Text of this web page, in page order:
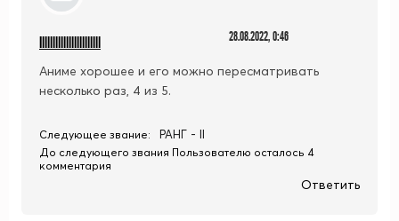
Illllllllllllllllllllll 28.08.2022, 0:46
Аниме хорошее и его можно пересматривать
несколько раз, 4 из 5.
Следующее звание: РАНГ - II
До следующего звания Пользователю осталось 4
комментария
Ответить